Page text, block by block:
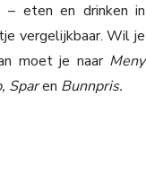
– eten en drinken in
vergelijkbaar. Wil je
moet je naar Meny
Sparen Bunnpris.